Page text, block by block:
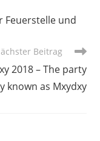
Feuerstelle und
Beitrag
2018 – The party
known as Mxydxy